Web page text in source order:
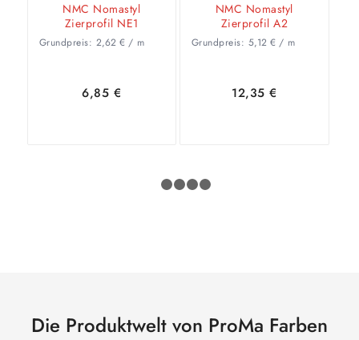
NMC Nomastyl
Zierprofil NE1
Grundpreis: 2,62 €/ m
6,85 €
NMC Nomastyl
Zierprofil A2
Grundpreis: 5,12 €/ m
12,35 €
Die Produktwelt von ProMa Farben